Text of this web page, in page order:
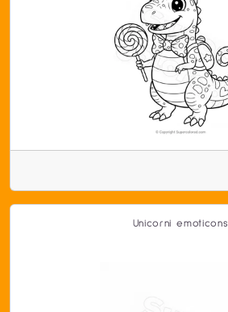
Unicorni emoticons